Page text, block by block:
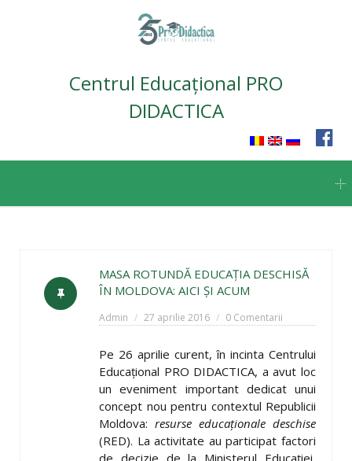
Centrul Educațional PRO
DIDACTICA
content
MASA ROTUNDĂ EDUCAŢIA DESCHISĂ
ÎN MOLDOVA: AICI ŞI ACUM
Admin 27 aprilie 2016 0 Comentarii
Pe 26 aprilie curent, în incinta Centrului
Educaţional PRO DIDACTICA, a avut loc
un eveniment important dedicat unui
concept nou pentru contextul Republicii
Moldova: resurse educaţionale deschise
(RED). La activitate au participat factori
de decizie de la Ministerul Educaţiei,